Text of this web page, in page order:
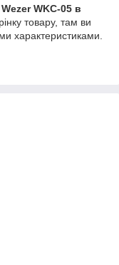
WKC-05 в
товару, там ви
характеристиками.